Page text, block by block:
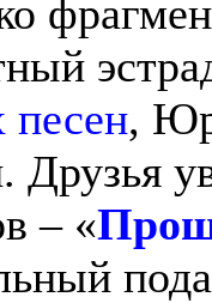
песен,
Друзья
– «